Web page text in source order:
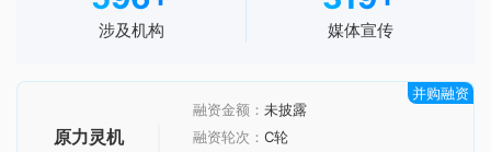
涉及机构 媒体宣传
原力灵机
融资金额： 未披露
融资轮次： C轮
并购融资